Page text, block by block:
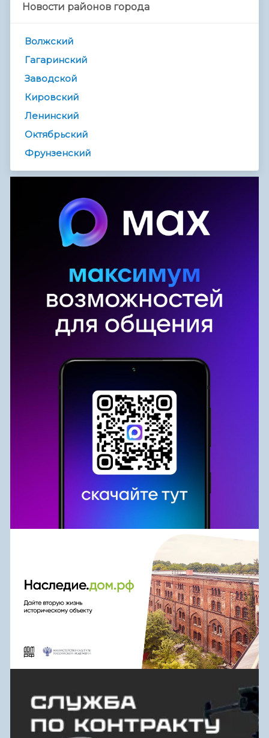
Новости районов города
Волжский
Гагаринский
Заводской
Кировский
Ленинский
Октябрьский
Фрунзенский